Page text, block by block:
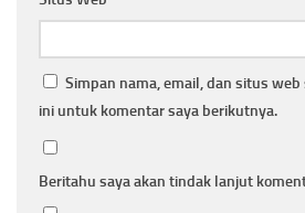
Simpan nama, email, dan situs
ini untuk komentar saya berikutnya.
Beritahu saya akan tindak lanjut